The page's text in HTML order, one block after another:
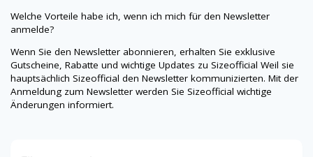
Welche Vorteile habe ich, wenn ich mich für den Newsletter
anmelde?
Wenn Sie den Newsletter abonnieren, erhalten Sie exklusive
Gutscheine, Rabatte und wichtige Updates zu Sizeofficial Weil sie
hauptsächlich Sizeofficial den Newsletter kommunizierten. Mit der
Anmeldung zum Newsletter werden Sie Sizeofficial wichtige
Änderungen informiert.